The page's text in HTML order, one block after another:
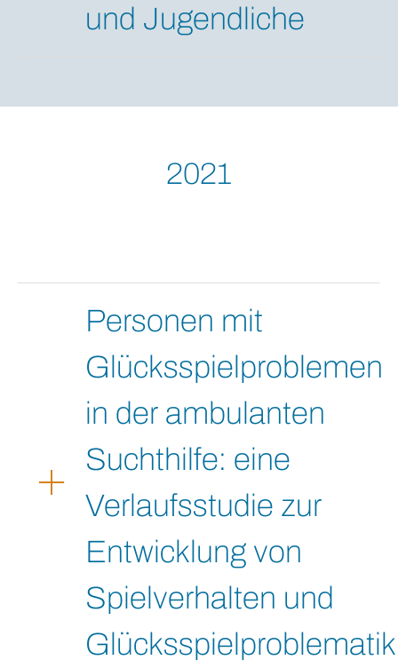
und Jugendliche
2021
Personen mit
Glücksspielproblemen
in der ambulanten
Suchthilfe: eine
Verlaufsstudie zur
Entwicklung von
Spielverhalten und
Glücksspielproblematik